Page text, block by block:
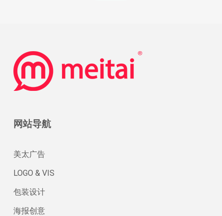
网站导航
美太广告
LOGO & VIS
包装设计
海报创意